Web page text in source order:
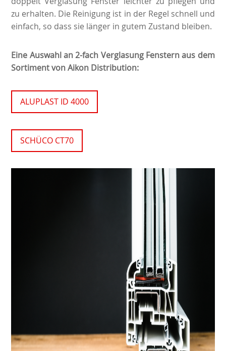
zu erhalten. Die Reinigung ist in der Regel schnell und
einfach, so dass sie länger in gutem Zustand bleiben.
Eine Auswahl an 2-fach Verglasung Fenstern aus dem
Sortiment von Aikon Distribution:
ALUPLAST ID 4000
SCHÜCO CT70